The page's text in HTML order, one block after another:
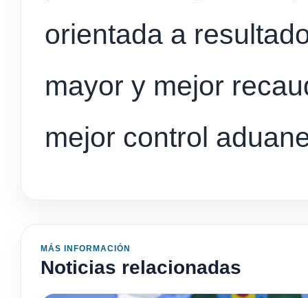
orientada a
mayor y mejor
mejor control
MÁS INFORMACIÓN
Noticias relacionadas